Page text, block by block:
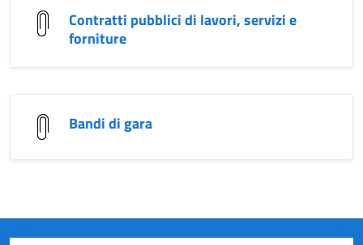
Contratti pubblici di lavori, servizi e
forniture
Bandi di gara